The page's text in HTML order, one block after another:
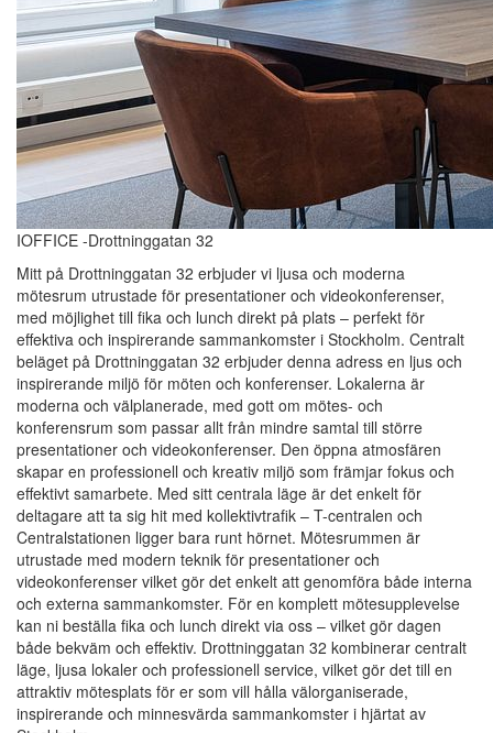
IOFFICE -Drottninggatan 32
Mitt på Drottninggatan 32 erbjuder vi ljusa och moderna
mötesrum utrustade för presentationer och videokonferenser,
med möjlighet till fika och lunch direkt på plats – perfekt för
effektiva och inspirerande sammankomster i Stockholm. Centralt
beläget på Drottninggatan 32 erbjuder denna adress en ljus och
inspirerande miljö för möten och konferenser. Lokalerna är
moderna och välplanerade, med gott om mötes- och
konferensrum som passar allt från mindre samtal till större
presentationer och videokonferenser. Den öppna atmosfären
skapar en professionell och kreativ miljö som främjar fokus och
effektivt samarbete. Med sitt centrala läge är det enkelt för
deltagare att ta sig hit med kollektivtrafik – T-centralen och
Centralstationen ligger bara runt hörnet. Mötesrummen är
utrustade med modern teknik för presentationer och
videokonferenser vilket gör det enkelt att genomföra både interna
och externa sammankomster. För en komplett mötesupplevelse
kan ni beställa fika och lunch direkt via oss – vilket gör dagen
både bekväm och effektiv. Drottninggatan 32 kombinerar centralt
läge, ljusa lokaler och professionell service, vilket gör det till en
attraktiv mötesplats för er som vill hålla välorganiserade,
inspirerande och minnesvärda sammankomster i hjärtat av